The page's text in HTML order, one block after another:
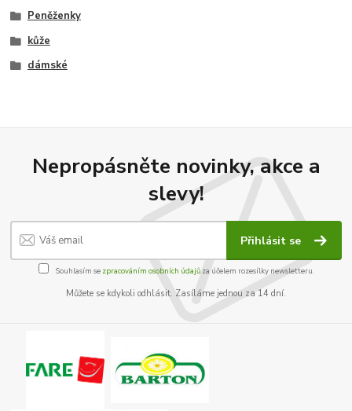
Peněženky
kůže
dámské
Nepropásněte novinky, akce a
slevy!
Přihlásit se
Souhlasím se zpracováním osobních údajůza účelem rozesílky newsletteru.
Můžete se kdykoli odhlásit. Zasíláme jednou za 14 dní.